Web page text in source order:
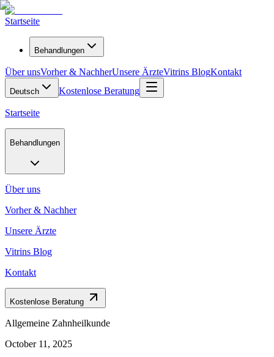
Startseite
Behandlungen
Über unsVorher & NachherUnsere ÄrzteVitrins BlogKontakt
Deutsch Kostenlose Beratung
Startseite
Behandlungen
Über uns
Vorher & Nachher
Unsere Ärzte
Vitrins Blog
Kontakt
Kostenlose Beratung
Allgemeine Zahnheilkunde
October 11, 2025